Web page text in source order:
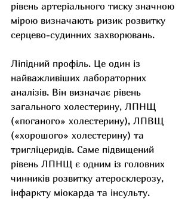
рівень артеріального тиску значною
мірою визначають ризик розвитку
серцево-судинних захворювань.
Ліпідний профіль. Це один із
найважливіших лабораторних
аналізів. Він визначає рівень
загального холестерину, ЛПНЩ
(«поганого» холестерину), ЛПВЩ
(«хорошого» холестерину) та
тригліцеридів. Саме підвищений
рівень ЛПНЩ є одним із головних
чинників розвитку атеросклерозу,
інфаркту міокарда та інсульту.